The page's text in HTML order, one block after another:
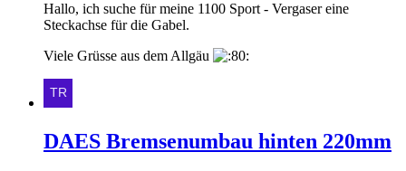
Hallo, ich suche für meine 1100 Sport - Vergaser eine
Steckachse für die Gabel.
Viele Grüsse aus dem Allgäu
DAES Bremsenumbau hinten 220mm